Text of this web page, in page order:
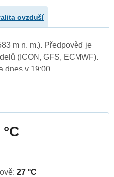
ovzduší
m n. m.). Předpověď je
(ICON, GFS, ECMWF).
dnes v 19:00.
27 °C